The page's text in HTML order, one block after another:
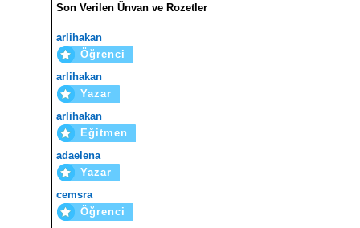
Son Verilen Ünvan ve Rozetler
arlihakan
Öğrenci
arlihakan
Yazar
arlihakan
Eğitmen
adaelena
Yazar
cemsra
Öğrenci